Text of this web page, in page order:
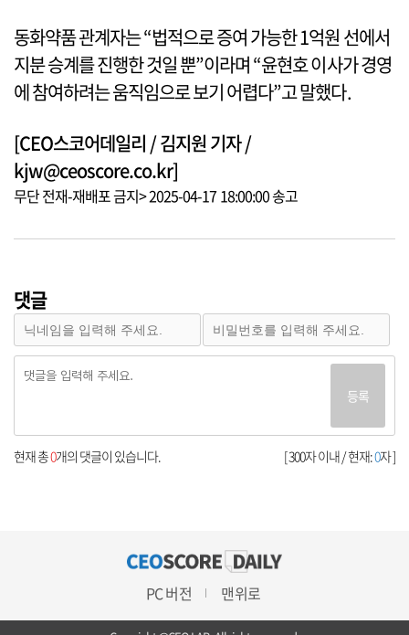
동화약품 관계자는 “법적으로 증여 가능한 1억원 선에서
지분 승계를 진행한 것일 뿐”이라며 “윤현호 이사가 경영
에 참여하려는 움직임으로 보기 어렵다”고 말했다.
[CEO스코어데일리 / 김지원 기자 /
kjw@ceoscore.co.kr]
무단 전재-재배포 금지> 2025-04-17 18:00:00 송고
댓글
등록
[ 300자 이내 / 현재:0자 ]
현재 총0개의 댓글이 있습니다.
PC 버전 맨위로